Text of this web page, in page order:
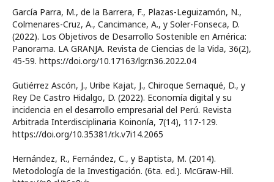
García Parra, M., de la Barrera, F., Plazas-Leguizamón, N.,
Colmenares-Cruz, A., Cancimance, A., y Soler-Fonseca, D.
(2022). Los Objetivos de Desarrollo Sostenible en América:
Panorama. LA GRANJA. Revista de Ciencias de la Vida, 36(2),
45-59. https://doi.org/10.17163/lgr.n36.2022.04
Gutiérrez Ascón, J., Uribe Kajat, J., Chiroque Sernaqué, D., y
Rey De Castro Hidalgo, D. (2022). Economía digital y su
incidencia en el desarrollo empresarial del Perú. Revista
Arbitrada Interdisciplinaria Koinonía, 7(14), 117-129.
https://doi.org/10.35381/r.k.v7i14.2065
Hernández, R., Fernández, C., y Baptista, M. (2014).
Metodología de la Investigación. (6ta. ed.). McGraw-Hill.